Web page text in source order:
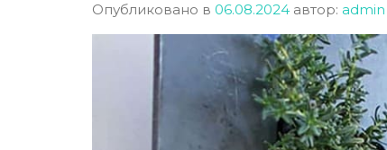
Опубликовано в 06.08.2024 автор: admin